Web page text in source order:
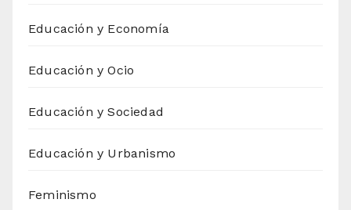
Educación y Economía
Educación y Ocio
Educación y Sociedad
Educación y Urbanismo
Feminismo